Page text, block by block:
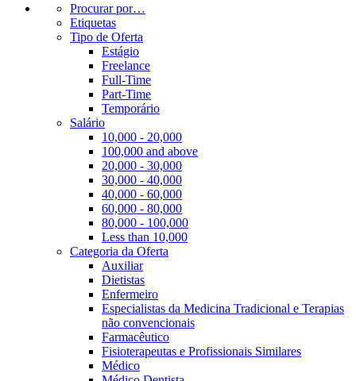
Procurar por…
Etiquetas
Tipo de Oferta
Estágio
Freelance
Full-Time
Part-Time
Temporário
Salário
10,000 - 20,000
100,000 and above
20,000 - 30,000
30,000 - 40,000
40,000 - 60,000
60,000 - 80,000
80,000 - 100,000
Less than 10,000
Categoria da Oferta
Auxiliar
Dietistas
Enfermeiro
Especialistas da Medicina Tradicional e Terapias
não convencionais
Farmacêutico
Fisioterapeutas e Profissionais Similares
Médico